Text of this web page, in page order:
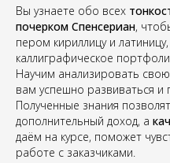
Вы узнаете обо всех
почерком Спенсериан,
пером кириллицу и
каллиграфическое
Научим анализировать
вам успешно развиваться и
Полученные знания
дополнительный доход, а
даём на курсе, поможет
работе с заказчиками.